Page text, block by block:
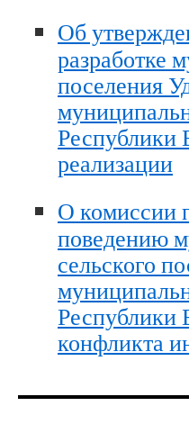
Об
разработке
поселения
Республики
реализации
О комиссии
поведению
сельского
Республики
конфликта